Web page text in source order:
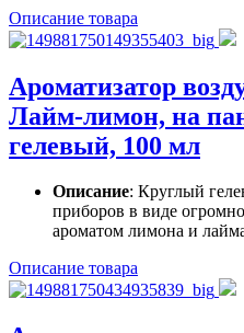
Описание товара
Ароматизатор
Лайм-лимон, на
гелевый, 100 мл
Описание: Круглый
приборов в виде
ароматом лимона и
Описание товара